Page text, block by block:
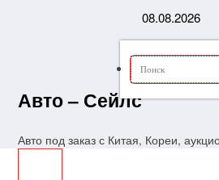
08.08.2026
Авто – Сейлс
Авто под заказ с Китая, Кореи,